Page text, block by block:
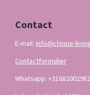
Contact
E-mail: info@chique-
Contactformulier
Whatsapp: +31682002982